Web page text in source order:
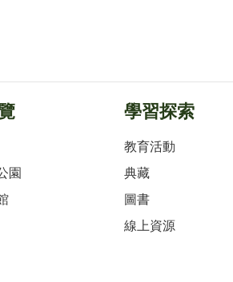
園
學習探索
教育活動
典藏
圖書
線上資源